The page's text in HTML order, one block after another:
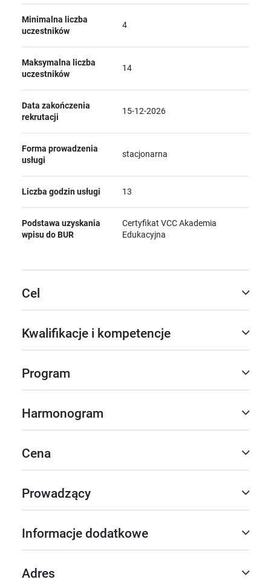
Minimalna liczba
uczestników
4
Maksymalna liczba
uczestników
14
Data zakończenia
rekrutacji
15-12-2026
Forma prowadzenia
usługi
stacjonarna
Liczba godzin usługi 13
Podstawa uzyskania
wpisu do BUR
Certyfikat VCC Akademia
Edukacyjna
Cel
Kwalifikacje i kompetencje
Program
Harmonogram
Cena
Prowadzący
Informacje dodatkowe
Adres